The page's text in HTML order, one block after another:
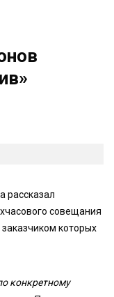
рассказал
совещания
которых
конкретному